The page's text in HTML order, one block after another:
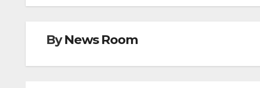
ByNews Room